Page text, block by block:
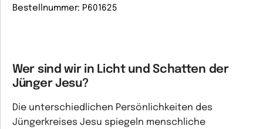
Bestellnummer: P601625
Wer sind wir in Licht und Schatten der
Jünger Jesu?
Die unterschiedlichen Persönlichkeiten des
Jüngerkreises Jesu spiegeln menschliche